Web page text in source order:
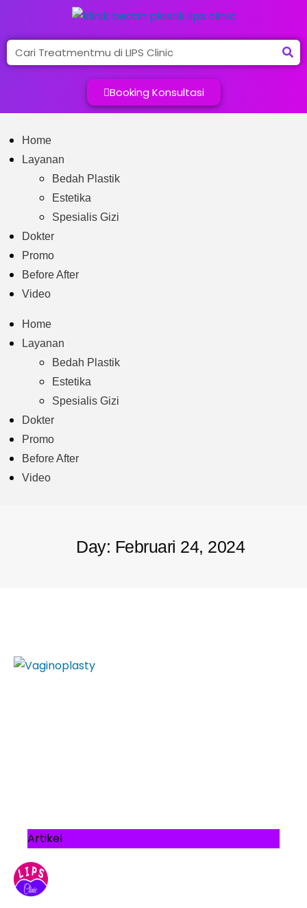
Booking Konsultasi
Home
Layanan
Bedah Plastik
Estetika
Spesialis Gizi
Dokter
Promo
Before After
Video
Home
Layanan
Bedah Plastik
Estetika
Spesialis Gizi
Dokter
Promo
Before After
Video
Day: Februari 24, 2024
Artikel